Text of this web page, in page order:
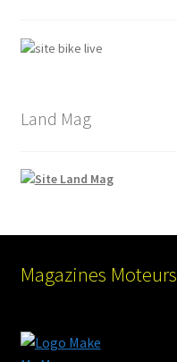
Land Mag
Magazines Moteurs